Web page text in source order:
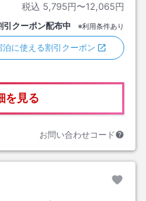
税込 5,795円〜12,065円
引クーポン配布中 ※利用条件あり
に使える割引クーポン
を見る
お問い合わせコード